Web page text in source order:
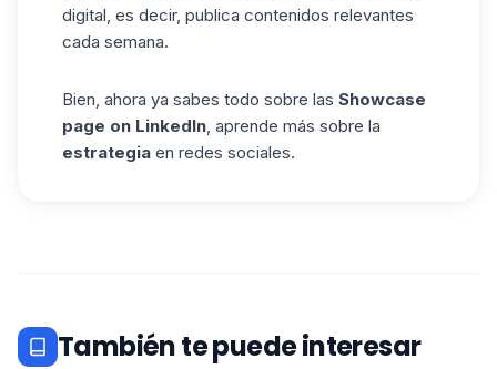
digital, es decir, publica contenidos relevantes
cada semana.
Bien, ahora ya sabes todo sobre las Showcase
page on LinkedIn, aprende más sobre la
estrategia en redes sociales.
También te puede interesar